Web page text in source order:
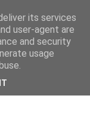
its services
user-agent are
and security
usage